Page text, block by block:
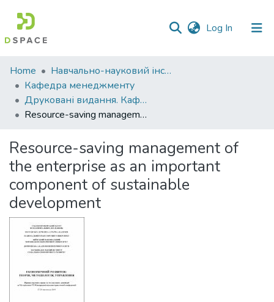
Log In (current)
Communities
&
Collections
Statistics
Home
Навчально-науковий інститут економіки, управління, права та інформаційних технологій
Кафедра менеджменту
Друковані видання. Кафедра менеджменту ім. І.А. Маркіної
Resource-saving management of the enterprise as an important component of sustainable development
Resource-saving management of
the enterprise as an important
component of sustainable
development